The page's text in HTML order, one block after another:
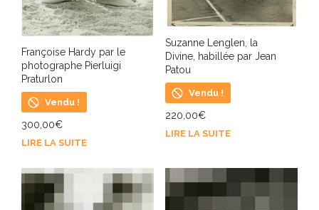
Françoise Hardy par le
photographe Pierluigi
Praturlon
Vendu !
300,00€
LIRE LA SUITE
Suzanne Lenglen, la
Divine, habillée par Jean
Patou
Vendu !
220,00€
LIRE LA SUITE